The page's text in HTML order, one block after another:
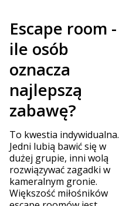
Escape room -
ile osób
oznacza
najlepszą
zabawę?
To kwestia indywidualna.
Jedni lubią bawić się w
dużej grupie, inni wolą
rozwiązywać zagadki w
kameralnym gronie.
Większość miłośników